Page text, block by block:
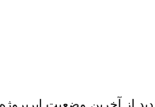
از آخرین وضعیت ابرپروژه